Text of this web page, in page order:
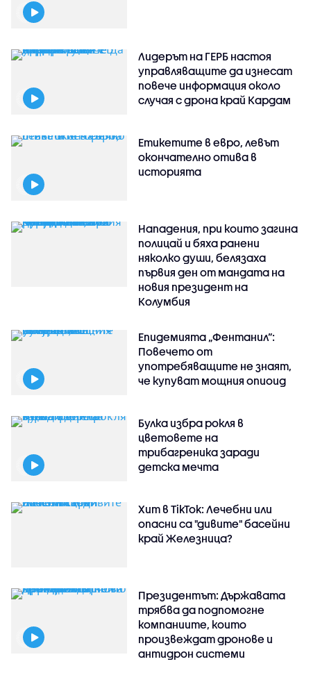
Лидерът на ГЕРБ настоя
управляващите да изнесат
повече информация около
случая с дрона край Кардам
Етикетите в евро, левът
окончателно отива в
историята
Нападения, при които загина
полицай и бяха ранени
няколко души, белязаха
първия ден от мандата на
новия президент на
Колумбия
Епидемията „Фентанил”:
Повечето от
употребяващите не знаят,
че купуват мощния опиоид
Булка избра рокля в
цветовете на
трибагреника заради
детска мечта
Хит в TikTok: Лечебни или
опасни са "дивите" басейни
край Железница?
Президентът: Държавата
трябва да подпомогне
компаниите, които
произвеждат дронове и
антидрон системи